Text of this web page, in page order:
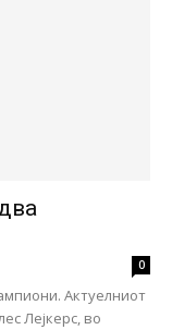
0
Актуелниот
Лејкерс, во